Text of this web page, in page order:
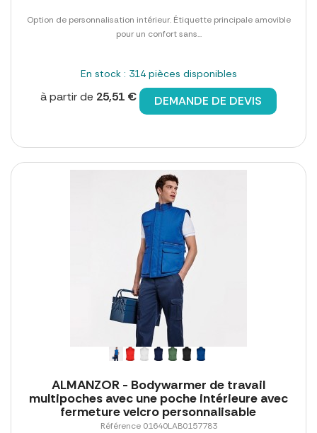
Option de personnalisation intérieur. Étiquette principale amovible
pour un confort sans...
En stock : 314 pièces disponibles
à partir de 25,51 € DEMANDE DE DEVIS
ALMANZOR - Bodywarmer de travail
multipoches avec une poche intérieure avec
fermeture velcro personnalisable
Référence 01640LAB0157783